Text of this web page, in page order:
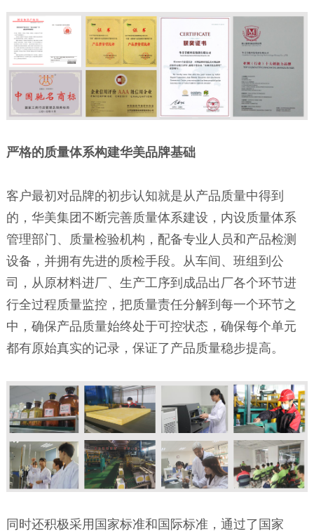
严格的质量体系构建华美品牌基础
客户最初对品牌的初步认知就是从产品质量中得到
的，华美集团不断完善质量体系建设，内设质量体系
管理部门、质量检验机构，配备专业人员和产品检测
设备，并拥有先进的质检手段。从车间、班组到公
司，从原材料进厂、生产工序到成品出厂各个环节进
行全过程质量监控，把质量责任分解到每一个环节之
中，确保产品质量始终处于可控状态，确保每个单元
都有原始真实的记录，保证了产品质量稳步提高。
同时还积极采用国家标准和国际标准，通过了国家